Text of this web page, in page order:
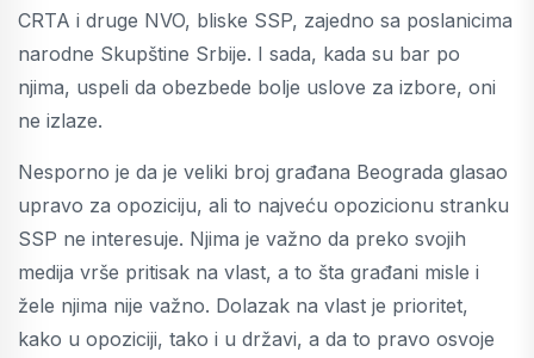
CRTA i druge NVO, bliske SSP, zajedno sa poslanicima
narodne Skupštine Srbije. I sada, kada su bar po
njima, uspeli da obezbede bolje uslove za izbore, oni
ne izlaze.
Nesporno je da je veliki broj građana Beograda glasao
upravo za opoziciju, ali to najveću opozicionu stranku
SSP ne interesuje. Njima je važno da preko svojih
medija vrše pritisak na vlast, a to šta građani misle i
žele njima nije važno. Dolazak na vlast je prioritet,
kako u opoziciji, tako i u državi, a da to pravo osvoje